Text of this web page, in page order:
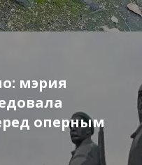
мэрия
оперным